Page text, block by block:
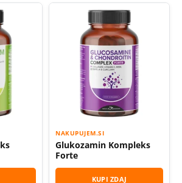
NAKUPUJEM.SI
Glukozamin Kompleks
Forte
KUPI ZDAJ